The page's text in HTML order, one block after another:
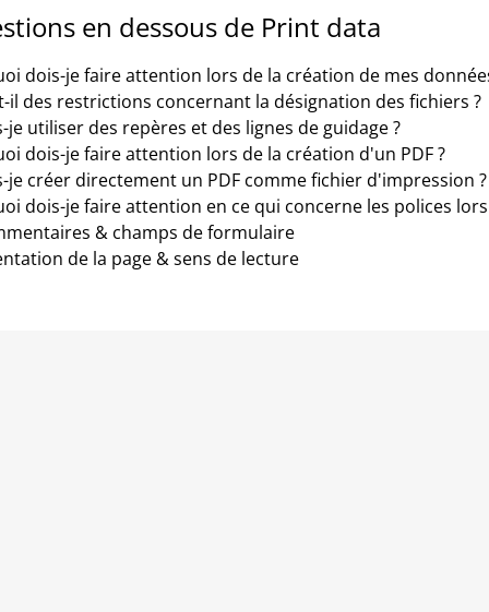
en dessous de Print data
dois-je faire attention lors de la création de mes
il des restrictions concernant la désignation des fichiers ?
je utiliser des repères et des lignes de guidage ?
dois-je faire attention lors de la création d'un PDF ?
je créer directement un PDF comme fichier d'impression ?
dois-je faire attention en ce qui concerne les polices
& champs de formulaire
de la page & sens de lecture